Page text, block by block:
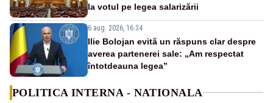
la votul pe legea salarizării
6 aug. 2026, 16:34
Ilie Bolojan evită un răspuns clar despre
averea partenerei sale: „Am respectat
întotdeauna legea”
POLITICA INTERNA - NATIONALA